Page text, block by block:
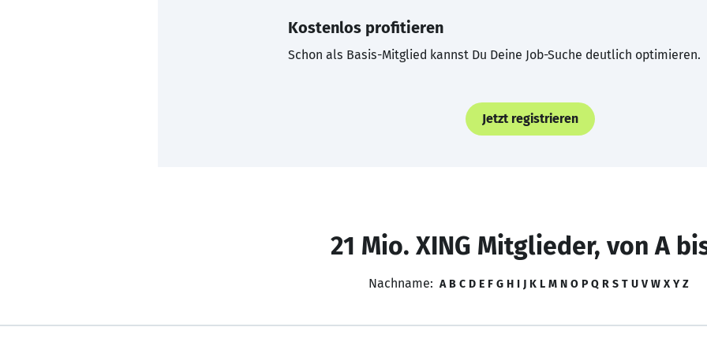
Kostenlos profitieren
Schon als Basis-Mitglied kannst Du Deine Job-Suche deutlich optimieren.
Jetzt registrieren
21 Mio. XING Mitglieder, von A
Nachname: A B C D E F G H I J K L M N O P Q R S T U V W X Y Z